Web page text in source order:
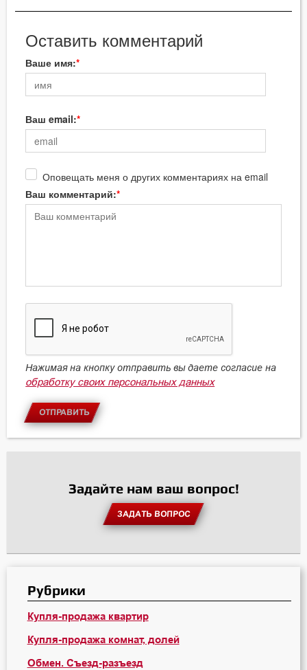
Оставить комментарий
Ваше имя:
Ваш email:
Оповещать меня о других комментариях на email
Ваш комментарий:
Нажимая на кнопку отправить вы даете согласие на
обработку своих персональных данных
ОТПРАВИТЬ
Задайте нам ваш вопрос!
ЗАДАТЬ ВОПРОС
Рубрики
Купля-продажа квартир
Купля-продажа комнат, долей
Обмен. Съезд-разъезд